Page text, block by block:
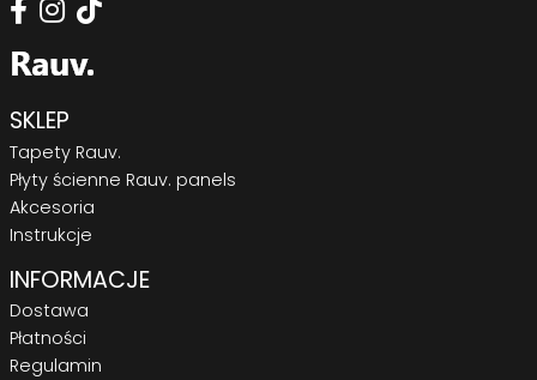
SKLEP
Tapety Rauv.
Płyty ścienne Rauv. panels
Akcesoria
Instrukcje
INFORMACJE
Dostawa
Płatności
Regulamin